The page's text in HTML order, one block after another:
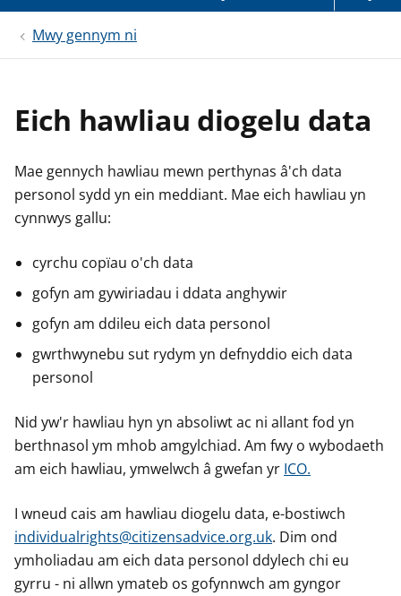
r
w
Mwy gennym ni
Eich hawliau diogelu data
Mae gennych hawliau mewn perthynas â'ch data
personol sydd yn ein meddiant. Mae eich hawliau yn
cynnwys gallu:
cyrchu copïau o'ch data
gofyn am gywiriadau i ddata anghywir
gofyn am ddileu eich data personol
gwrthwynebu sut rydym yn defnyddio eich data
personol
Nid yw'r hawliau hyn yn absoliwt ac ni allant fod yn
berthnasol ym mhob amgylchiad. Am fwy o wybodaeth
am eich hawliau, ymwelwch â gwefan yr ICO.
I wneud cais am hawliau diogelu data, e-bostiwch
individualrights@citizensadvice.org.uk. Dim ond
ymholiadau am eich data personol ddylech chi eu
gyrru - ni allwn ymateb os gofynnwch am gyngor